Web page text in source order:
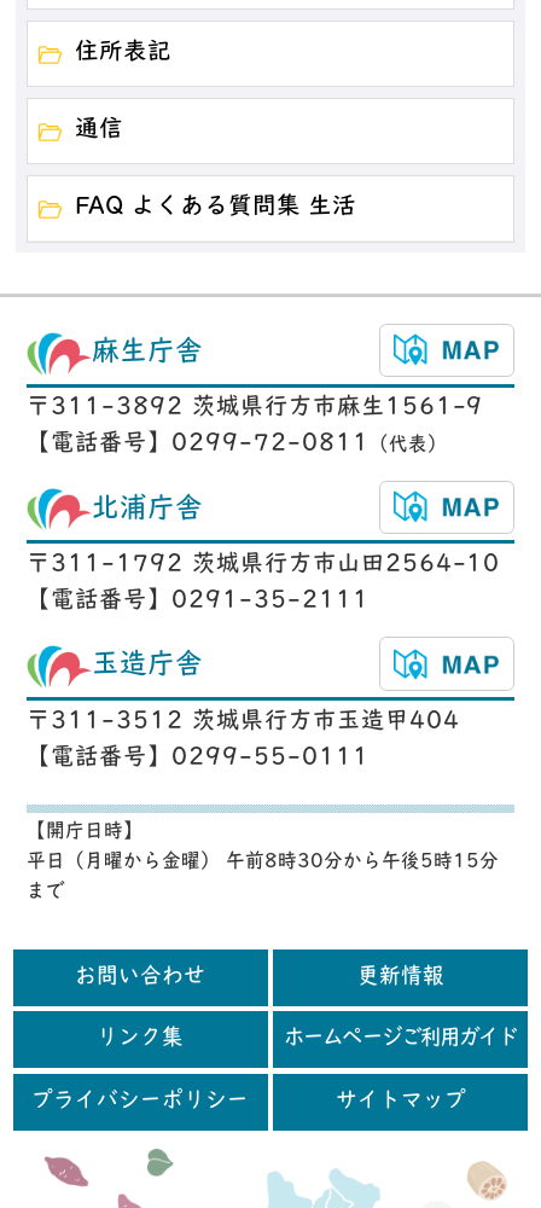
住所表記
通信
FAQ よくある質問集 生活
麻生庁舎
〒311-3892 茨城県行方市麻生1561-9
【電話番号】0299-72-0811
（代表）
北浦庁舎
〒311-1792 茨城県行方市山田2564-10
【電話番号】0291-35-2111
玉造庁舎
〒311-3512 茨城県行方市玉造甲404
【電話番号】0299-55-0111
【開庁日時】
平日（月曜から金曜） 午前8時30分から午後5時15分
まで
お問い合わせ 更新情報
リンク集 ホームページご利用ガイド
プライバシーポリシー サイトマップ